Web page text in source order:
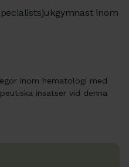
inom
inom hematologi med
insatser vid denna